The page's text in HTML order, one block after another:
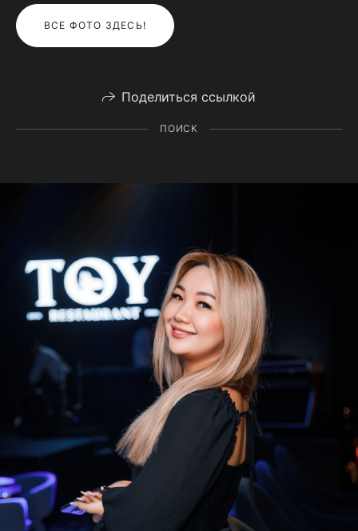
ВСЕ ФОТО ЗДЕСЬ!
Поделиться ссылкой
ПОИСК